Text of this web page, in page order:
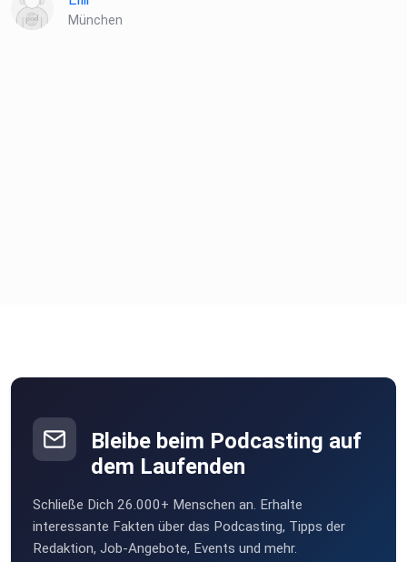
München
Bleibe beim Podcasting auf
dem Laufenden
Schließe Dich 26.000+ Menschen an. Erhalte
interessante Fakten über das Podcasting, Tipps der
Redaktion, Job-Angebote, Events und mehr.